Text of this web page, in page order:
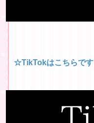
☆TikTokはこちらです